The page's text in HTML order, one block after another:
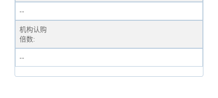
--
机构认购
倍数:
--